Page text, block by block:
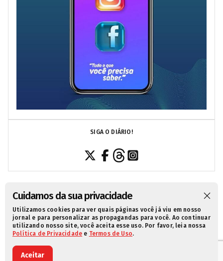
Cuidamos da sua privacidade
Utilizamos cookies para ver quais páginas você já viu em nosso
jornal e para personalizar as propagandas para você. Ao continuar
utilizando nosso site, você aceita esse uso. Por favor, leia nossa
Política de Privacidade e Termos de Uso.
Aceitar
SIGA O DIÁRIO!
SOBRE NÓSCONTATOPOLÍTICA DE PRIVACIDADE
TERMOS DE USO
© 2021 Diário da Redação. Todos os direitos reservados.